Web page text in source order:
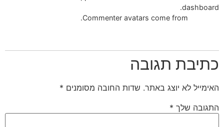
dashboard.
Commenter avatars come from
.
כתיבת תגובה
האימייל לא יוצג באתר. שדות החובה מסומנים *
התגובה שלך *